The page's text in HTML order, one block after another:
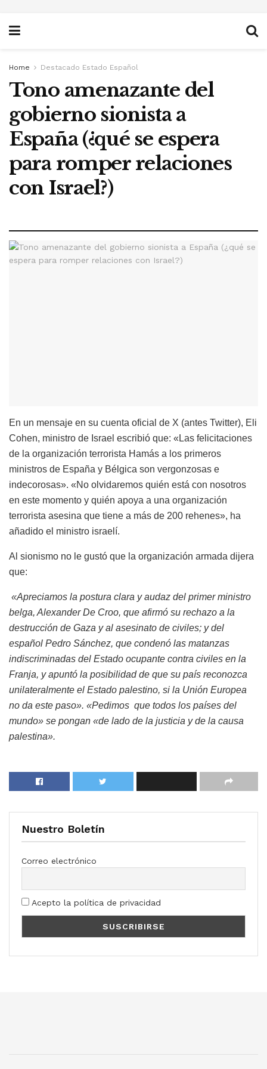
Home Destacado Estado Español
Tono amenazante del
gobierno sionista a
España (¿qué se espera
para romper relaciones
con Israel?)
En un mensaje en su cuenta oficial de X (antes Twitter), Eli
Cohen, ministro de Israel escribió que: «Las felicitaciones
de la organización terrorista Hamás a los primeros
ministros de España y Bélgica son vergonzosas e
indecorosas». «No olvidaremos quién está con nosotros
en este momento y quién apoya a una organización
terrorista asesina que tiene a más de 200 rehenes», ha
añadido el ministro israelí.
Al sionismo no le gustó que la organización armada dijera
que:
«Apreciamos la postura clara y audaz del primer ministro
belga, Alexander De Croo, que afirmó su rechazo a la
destrucción de Gaza y al asesinato de civiles; y del
español Pedro Sánchez, que condenó las matanzas
indiscriminadas del Estado ocupante contra civiles en la
Franja, y apuntó la posibilidad de que su país reconozca
unilateralmente el Estado palestino, si la Unión Europea
no da este paso». «Pedimos que todos los países del
mundo» se pongan «de lado de la justicia y de la causa
palestina».
Nuestro Boletín
Correo electrónico
Acepto la política de privacidad